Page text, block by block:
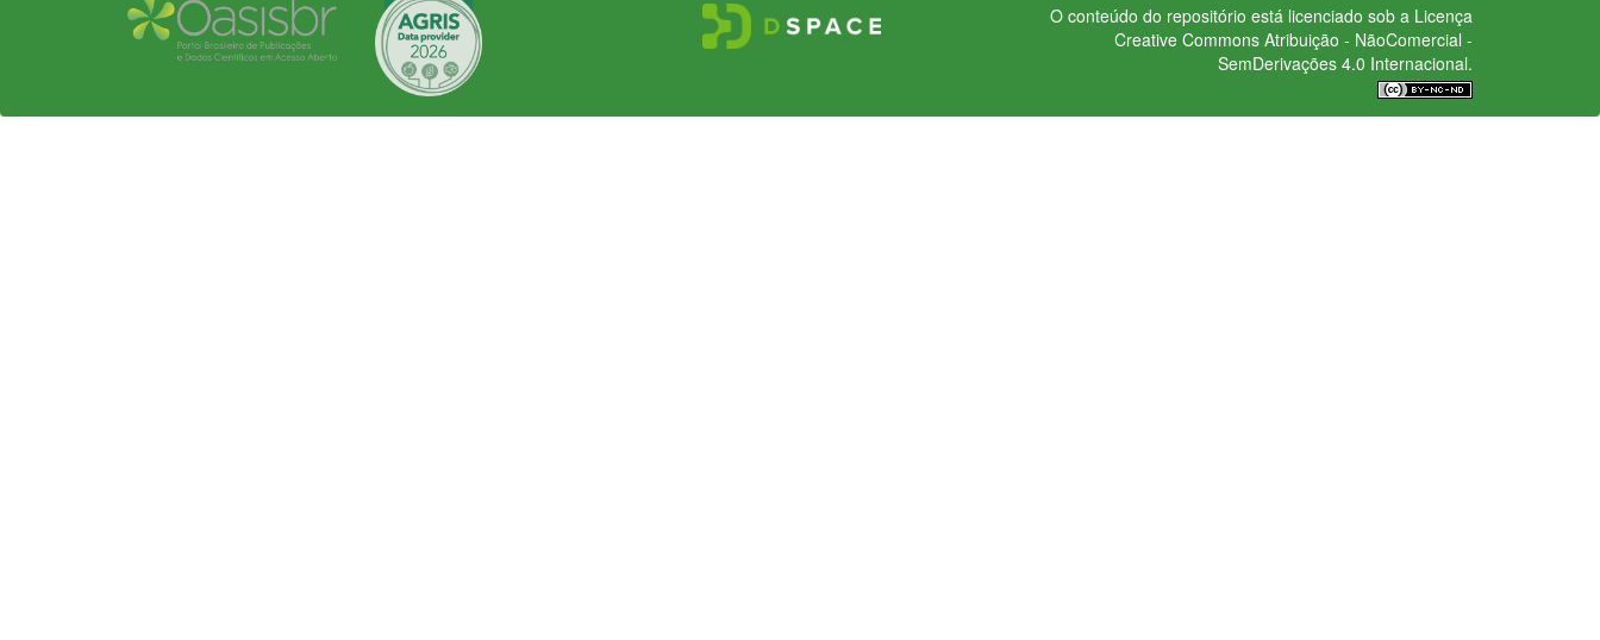
O conteúdo do repositório está licenciado sob a Licença
Creative CommonsAtribuição - NãoComercial -
SemDerivações 4.0 Internacional.